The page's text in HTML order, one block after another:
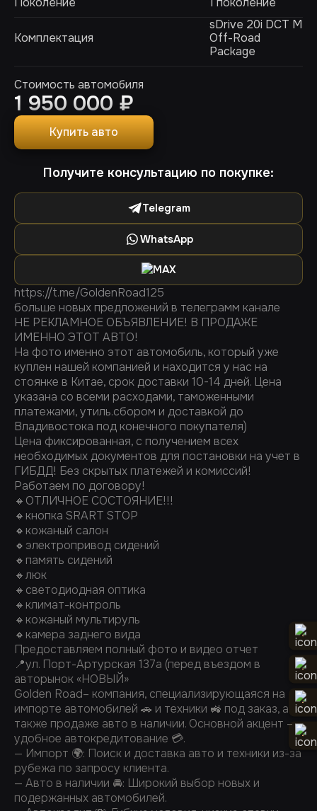
Комплектация
sDrive 20i DCT M
Off-Road
Package
Стоимость автомобиля
1 950 000 ₽
Купить авто
Получите консультацию по покупке:
Telegram
WhatsApp
MAX
https://t.me/GoldenRoad125
больше новых предложений в телеграмм канале
НЕ РЕКЛАМНОЕ ОБЪЯВЛЕНИЕ! В ПРОДАЖЕ
ИМЕННО ЭТОТ АВТО!
На фото именно этот автомобиль, который уже
куплен нашей компанией и находится у нас на
стоянке в Китае, срок доставки 10-14 дней. Цена
указана со всеми расходами, таможенными
платежами, утиль.сбором и доставкой до
Владивостока под конечного покупателя)
Цена фиксированная, с получением всех
необходимых документов для постановки на учет в
ГИБДД! Без скрытых платежей и комиссий!
Работаем по договору!
🔸ОТЛИЧНОЕ СОСТОЯНИЕ!!!
🔸кнопка SRART STOP
🔸кожаный салон
🔸электропривод сидений
🔸память сидений
🔸люк
🔸светодиодная оптика
🔸климат-контроль
🔸кожаный мультируль
🔸камера заднего вида
Предоставляем полный фото и видео отчет
📍ул. Порт-Артурская 137а (перед въездом в
авторынок «НОВЫЙ»
Golden Road– компания, специализирующаяся на
импорте автомобилей 🚗 и техники 🚜 под заказ, а
также продаже авто в наличии. Основной акцент –
удобное автокредитование 💳.
— Импорт 🌍: Поиск и доставка авто и техники из-за
рубежа по запросу клиента.
— Авто в наличии 🚘: Широкий выбор новых и
подержанных автомобилей.